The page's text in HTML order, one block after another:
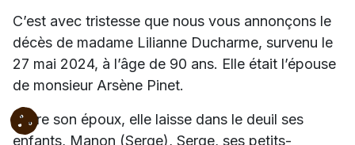
C’est avec tristesse que nous vous annonçons le
décès de madame Lilianne Ducharme, survenu le
27 mai 2024, à l’âge de 90 ans. Elle était l’épouse
de monsieur Arsène Pinet.
Outre son époux, elle laisse dans le deuil ses
enfants, Manon (Serge), Serge, ses petits-